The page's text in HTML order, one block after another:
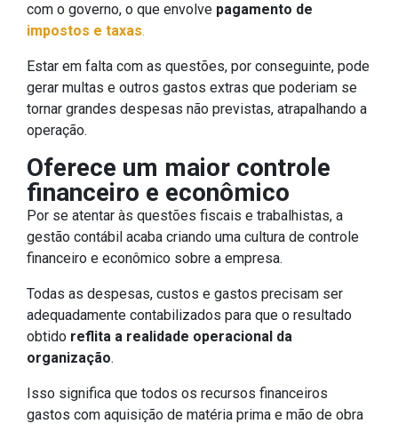
com o governo, o que envolve pagamento de
impostos e taxas.
Estar em falta com as questões, por conseguinte, pode
gerar multas e outros gastos extras que poderiam se
tornar grandes despesas não previstas, atrapalhando a
operação.
Oferece um maior controle
financeiro e econômico
Por se atentar às questões fiscais e trabalhistas, a
gestão contábil acaba criando uma cultura de controle
financeiro e econômico sobre a empresa.
Todas as despesas, custos e gastos precisam ser
adequadamente contabilizados para que o resultado
obtido reflita a realidade operacional da
organização.
Isso significa que todos os recursos financeiros
gastos com aquisição de matéria prima e mão de obra